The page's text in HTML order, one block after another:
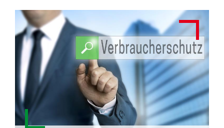
ausgewählten
Links
zu
einzelnen
Seiten